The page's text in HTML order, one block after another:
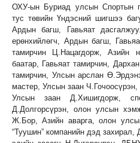
ОХУ-ын Буриад улсын Спортын
тус төвийн Үндэсний шигшээ
Ардын багш, Гавьяат
ерөнхийлөгч, Ардын багш,
тамирчин Ц.Нацагдорж, Азийн
баатар, Гавьяат тамирчин,
тамирчин, Улсын арслан
мастер, Улсын заан
Улсын заан Д.Хишигдорж,
Д.Долгорсүрэн, олон улсын
Ж.Бор, Азийн аварга, олон
“Туушин” компанийн дэд